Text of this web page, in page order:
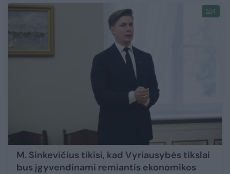
4
M. Sinkevičius tikisi, kad Vyriausybės tikslai
bus įgyvendinami remiantis ekonomikos